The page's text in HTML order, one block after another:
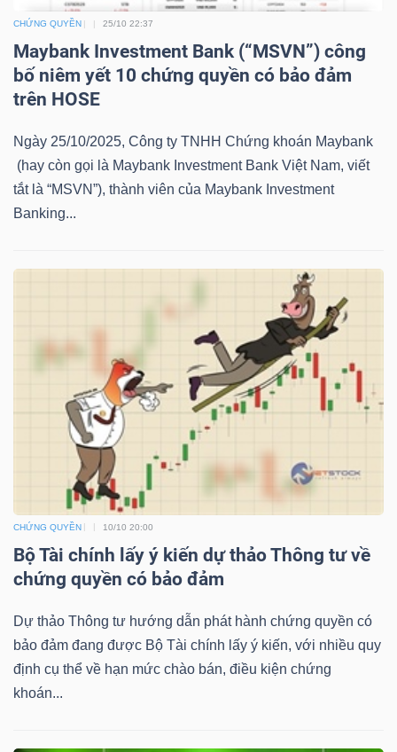
CHỨNG QUYỀN 25/10 22:37
Maybank Investment Bank (“MSVN”) công
bố niêm yết 10 chứng quyền có bảo đảm
trên HOSE
Ngày 25/10/2025, Công ty TNHH Chứng khoán Maybank
(hay còn gọi là Maybank Investment Bank Việt Nam, viết
tắt là “MSVN”), thành viên của Maybank Investment
Banking...
CHỨNG QUYỀN 10/10 20:00
Bộ Tài chính lấy ý kiến dự thảo Thông tư về
chứng quyền có bảo đảm
Dự thảo Thông tư hướng dẫn phát hành chứng quyền có
bảo đảm đang được Bộ Tài chính lấy ý kiến, với nhiều quy
định cụ thể về hạn mức chào bán, điều kiện chứng
khoán...
Ngành
(-)
VS-
SECTOR
NGUYÊN
CÔNG
NGHIỆP
DÙNG